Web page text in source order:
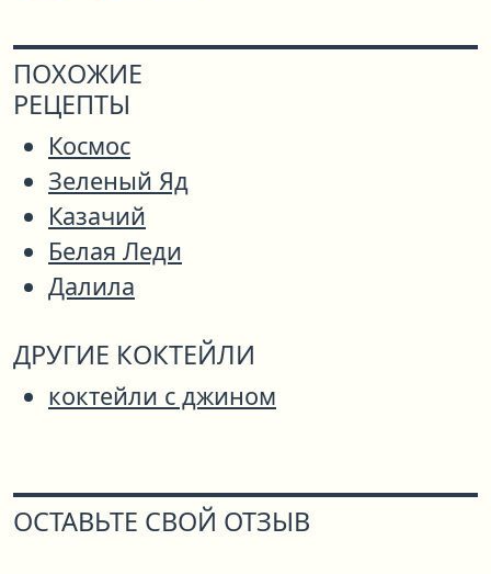
ПОХОЖИЕ
РЕЦЕПТЫ
Космос
Зеленый Яд
Казачий
Белая Леди
Далила
ДРУГИЕ КОКТЕЙЛИ
коктейли с джином
ОСТАВЬТЕ СВОЙ ОТЗЫВ